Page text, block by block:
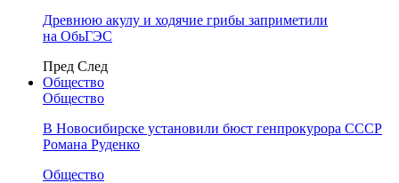
Древнюю акулу и ходячие грибы заприметили
на ОбьГЭС
Пред След
Общество
Общество
В Новосибирске установили бюст генпрокурора СССР
Романа Руденко
Общество